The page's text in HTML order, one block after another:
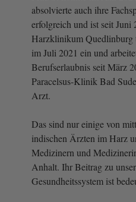
absolvierte auch ihre
erfolgreich und ist seit Juni
Harzklinikum Quedlinburg
im Juli 2021 ein und
Berufserlaubnis seit März
Paracelsus-Klinik Bad
Arzt.
Das sind nur einige von
indischen Ärzten im Harz
Medizinern und
Anhalt. Ihr Beitrag zu
Gesundheitssystem ist